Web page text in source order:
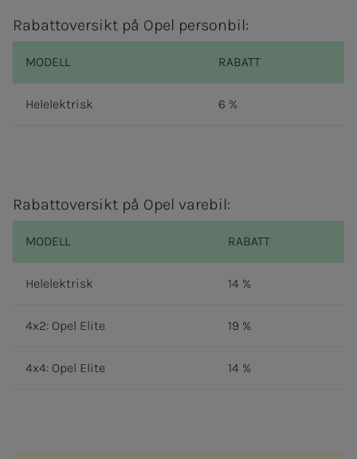
Rabattoversikt på Opel personbil:
MODELL RABATT
Helelektrisk 6 %
Rabattoversikt på Opel varebil:
MODELL RABATT
Helelektrisk 14 %
4x2: Opel Elite 19 %
4x4: Opel Elite 14 %